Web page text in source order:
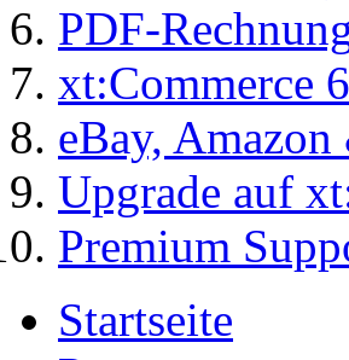
PDF-
xt:Commerce
eBay,
Upgrade auf
Premium
Startseite